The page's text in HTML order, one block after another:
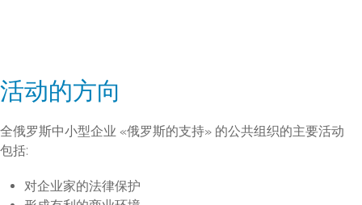
活动的方向
全俄罗斯中小型企业 «俄罗斯的支持» 的公共组织的主要活动
包括:
对企业家的法律保护